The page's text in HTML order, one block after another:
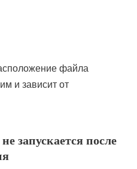
файла
и зависит от
запускается после